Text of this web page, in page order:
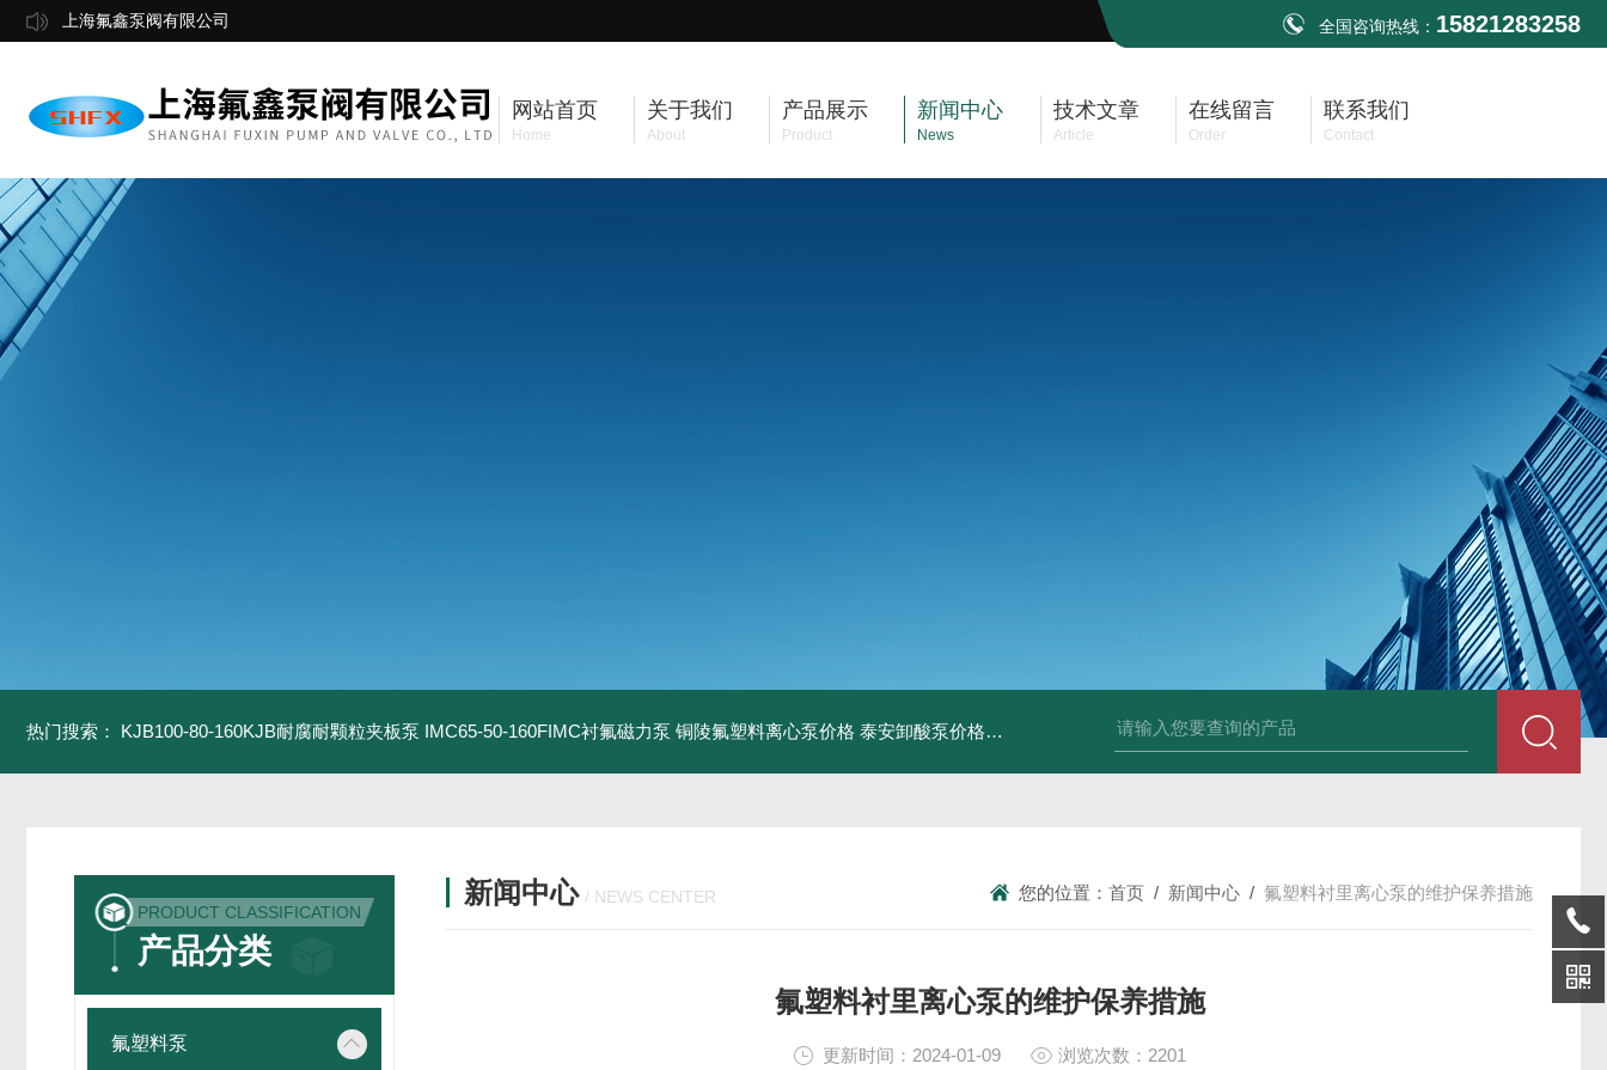
上海氟鑫泵阀有限公司 全国咨询热线： 15821283258
网站首页
Home
关于我们
About
产品展示
Product
新闻中心
News
技术文章
Article
在线留言
Order
联系我们
Contact
热门搜索： KJB100-80-160KJB耐腐耐颗粒夹板泵 IMC65-50-160FIMC衬氟磁力泵 铜陵氟塑料离心泵价格 泰安卸酸泵价格 济宁衬氟磁力泵型号 济宁衬氟离心泵厂家 枣庄衬氟泵价格
PRODUCT CLASSIFICATION
产品分类
氟塑料泵
新闻中心 / NEWS CENTER 您的位置： 首页 / 新闻中心 / 氟塑料衬里离心泵的维护保养措施
氟塑料衬里离心泵的维护保养措施
更新时间：2024-01-09 浏览次数：2201